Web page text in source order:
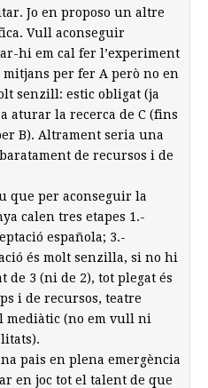
Jo en proposo un altre
Vull aconseguir
hi em cal fer l’experiment
mitjans per fer A però no en
senzill: estic obligat (ja
aturar la recerca de C (fins
B). Altrament seria una
de recursos i de
que per aconseguir la
calen tres etapes 1.-
española; 3.-
és molt senzilla, si no hi
de 3 (ni de 2), tot plegat és
i de recursos, teatre
mediàtic (no em vull ni
pais en plena emergència
en joc tot el talent de que